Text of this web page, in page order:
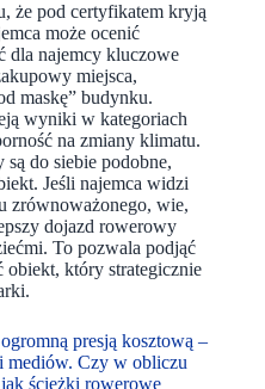
że pod certyfikatem kryją
może ocenić
dla najemcy kluczowe
miejsca,
maskę” budynku.
wyniki w kategoriach
na zmiany klimatu.
do siebie podobne,
Jeśli najemca widzi
zrównoważonego, wie,
dojazd rowerowy
To pozwala podjąć
obiekt, który strategicznie
presją kosztową –
mediów. Czy w obliczu
ścieżki rowerowe